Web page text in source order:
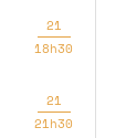
21
18h30
21
21h30